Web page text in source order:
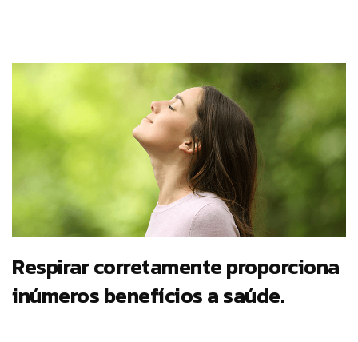
Respirar corretamente proporciona
inúmeros benefícios a saúde.